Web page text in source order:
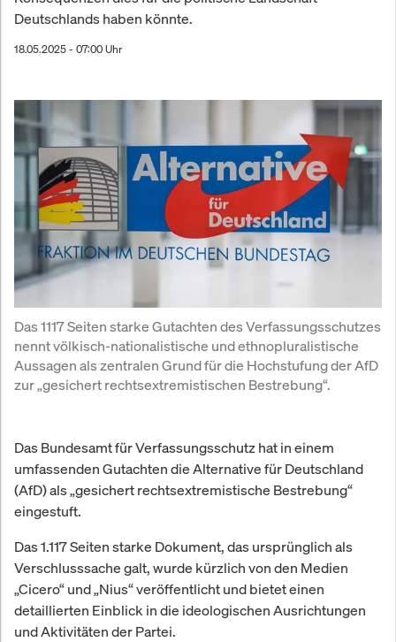
Deutschlands haben könnte.
18.05.2025 - 07:00 Uhr
Das 1117 Seiten starke Gutachten des Verfassungsschutzes
nennt völkisch-nationalistische und ethnopluralistische
Aussagen als zentralen Grund für die Hochstufung der AfD
zur „gesichert rechtsextremistischen Bestrebung“.
Das Bundesamt für Verfassungsschutz hat in einem
umfassenden Gutachten die Alternative für Deutschland
(AfD) als „gesichert rechtsextremistische Bestrebung“
eingestuft.
Das 1.117 Seiten starke Dokument, das ursprünglich als
Verschlusssache galt, wurde kürzlich von den Medien
„Cicero“ und „Nius“ veröffentlicht und bietet einen
detaillierten Einblick in die ideologischen Ausrichtungen
und Aktivitäten der Partei.